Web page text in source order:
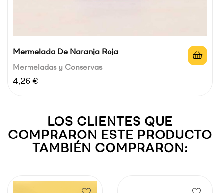
Mermelada De Naranja Roja
Mermeladas y Conservas
Precio
4,26 €
LOS CLIENTES QUE
COMPRARON ESTE PRODUCTO
TAMBIÉN COMPRARON: